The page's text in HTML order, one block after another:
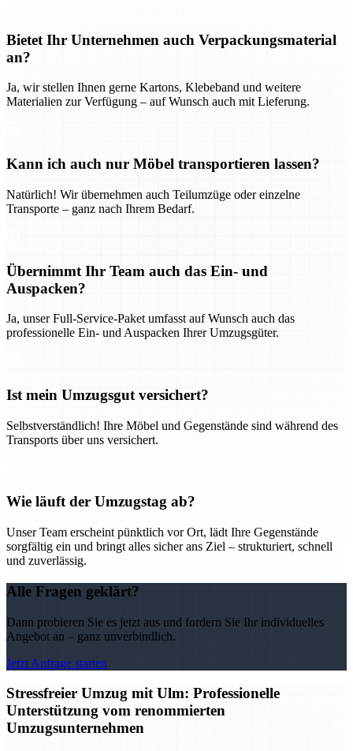
Bietet Ihr Unternehmen auch Verpackungsmaterial
an?
Ja, wir stellen Ihnen gerne Kartons, Klebeband und weitere
Materialien zur Verfügung – auf Wunsch auch mit Lieferung.
Kann ich auch nur Möbel transportieren lassen?
Natürlich! Wir übernehmen auch Teilumzüge oder einzelne
Transporte – ganz nach Ihrem Bedarf.
Übernimmt Ihr Team auch das Ein- und
Auspacken?
Ja, unser Full-Service-Paket umfasst auf Wunsch auch das
professionelle Ein- und Auspacken Ihrer Umzugsgüter.
Ist mein Umzugsgut versichert?
Selbstverständlich! Ihre Möbel und Gegenstände sind während des
Transports über uns versichert.
Wie läuft der Umzugstag ab?
Unser Team erscheint pünktlich vor Ort, lädt Ihre Gegenstände
sorgfältig ein und bringt alles sicher ans Ziel – strukturiert, schnell
und zuverlässig.
Alle Fragen geklärt?
Dann probieren Sie es jetzt aus und fordern Sie Ihr individuelles
Angebot an – ganz unverbindlich.
Jetzt Anfrage starten
Stressfreier Umzug mit Ulm: Professionelle
Unterstützung vom renommierten
Umzugsunternehmen